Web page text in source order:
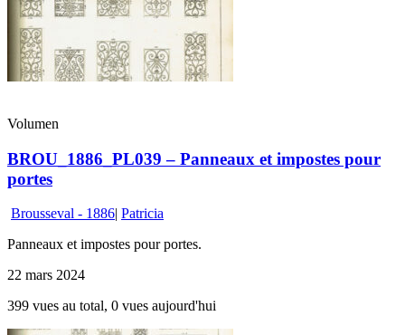
Volumen
BROU_1886_PL039 – Panneaux et impostes pour
portes
Brousseval - 1886| Patricia
Panneaux et impostes pour portes.
22 mars 2024
399 vues au total, 0 vues aujourd'hui